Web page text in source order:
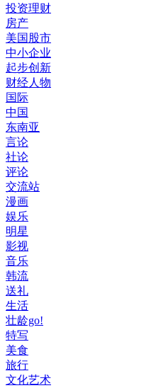
投资理财
房产
美国股市
中小企业
起步创新
财经人物
国际
中国
东南亚
言论
社论
评论
交流站
漫画
娱乐
明星
影视
音乐
韩流
送礼
生活
壮龄go!
特写
美食
旅行
文化艺术